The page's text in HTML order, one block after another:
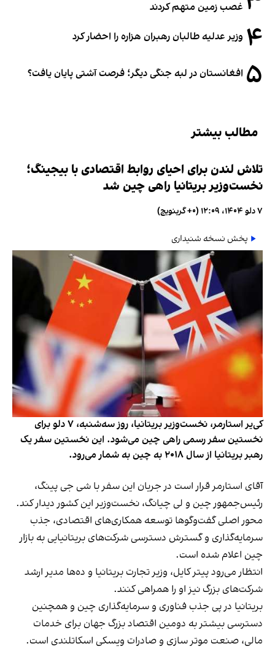
غصب زمین متهم کردند
۴ وزیر عدلیه طالبان رهبران هزاره را احضار کرد
۵ افغانستان در لبه جنگی دیگر؛ فرصت آشتی پایان یافت؟
مطالب بیشتر
تلاش لندن برای احیای روابط اقتصادی با بیجینگ؛
نخست‌وزیر بریتانیا راهی چین شد
۷ دلو ۱۴۰۴، ۱۲:۰۹ (‎+۰ گرینویچ)
پخش نسخه شنیداری
کی‌یر استارمر، نخست‌وزیر بریتانیا، روز سه‌شنبه، ۷ دلو برای
نخستین سفر رسمی راهی چین می‌شود. این نخستین سفر یک
رهبر بریتانیا از سال ۲۰۱۸ به چین به شمار می‌رود.
آقای استارمر قرار است در جریان این سفر با شی جی پینگ،
رئیس‌جمهور چین و لی چیانگ، نخست‌وزیر این کشور دیدار کند.
محور اصلی گفت‌وگوها توسعه همکاری‌های اقتصادی، جذب
سرمایه‌گذاری و گسترش دسترسی شرکت‌های بریتانیایی به بازار
چین اعلام شده است.
انتظار می‌رود پیتر کایل، وزیر تجارت بریتانیا و ده‌ها مدیر ارشد
شرکت‌های بزرگ نیز او را همراهی کنند.
بریتانیا در پی جذب فناوری و سرمایه‌گذاری چین و همچنین
دسترسی بیشتر به دومین اقتصاد بزرگ جهان برای خدمات
مالی، صنعت موتر سازی و صادرات ویسکی اسکاتلندی است.